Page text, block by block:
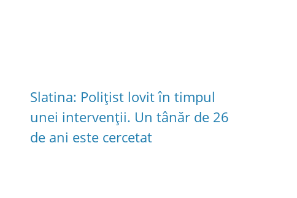
Slatina: Polițist lovit în timpul
unei intervenții. Un tânăr de 26
de ani este cercetat